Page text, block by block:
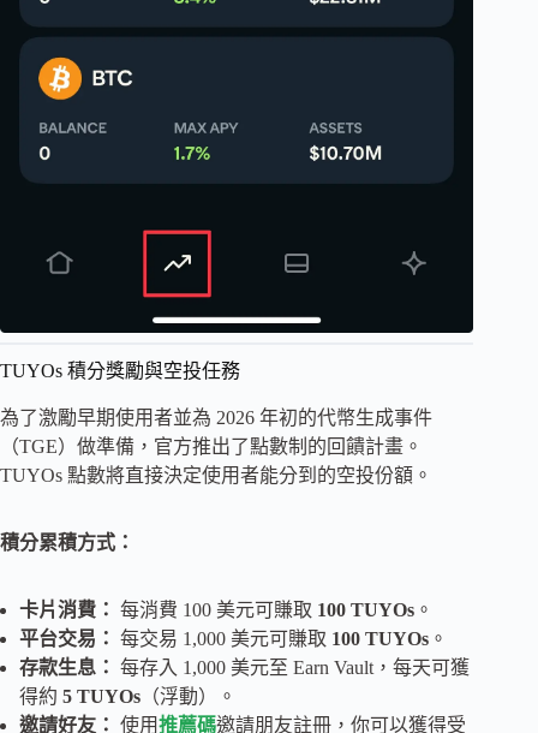
TUYOs 積分獎勵與空投任務
為了激勵早期使用者並為 2026 年初的代幣生成事件
（TGE）做準備，官方推出了點數制的回饋計畫。
TUYOs 點數將直接決定使用者能分到的空投份額。
積分累積方式：
卡片消費： 每消費 100 美元可賺取 100 TUYOs 。
平台交易： 每交易 1,000 美元可賺取 100 TUYOs 。
存款生息： 每存入 1,000 美元至 Earn Vault，每天可獲
得約 5 TUYOs （浮動）。
邀請好友： 使用推薦碼邀請朋友註冊，你可以獲得受